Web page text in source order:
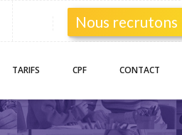
Nous recrutons
TARIFS CPF CONTACT